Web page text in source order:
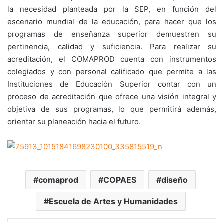
la necesidad planteada por la SEP, en función del
escenario mundial de la educación, para hacer que los
programas de enseñanza superior demuestren su
pertinencia, calidad y suficiencia. Para realizar su
acreditación, el COMAPROD cuenta con instrumentos
colegiados y con personal calificado que permite a las
Instituciones de Educación Superior contar con un
proceso de acreditación que ofrece una visión integral y
objetiva de sus programas, lo que permitirá además,
orientar su planeación hacia el futuro.
comaprod COPAES diseño
Escuela de Artes y Humanidades